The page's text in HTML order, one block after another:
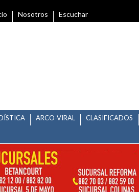
Nosotros Escuchar
ARCO-VIRAL
CLASIFICADOS